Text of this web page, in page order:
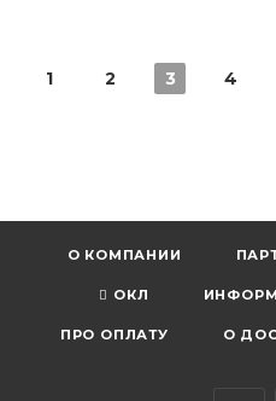
1 2 3 4
О КОМПАНИИ
ОКЛ
ПРО ОПЛАТУ О